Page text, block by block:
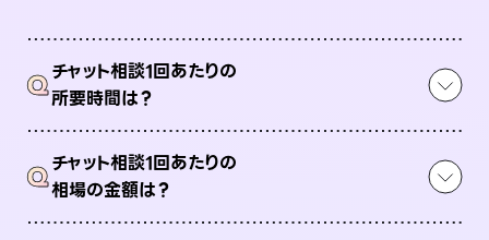
Qチャット相談1回あたりの
所要時間は？
Qチャット相談1回あたりの
相場の金額は？